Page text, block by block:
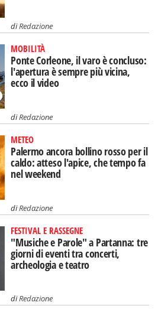
diRedazione
MOBILITÀ
Ponte Corleone, il varo è concluso:
l'apertura è sempre più vicina,
ecco il video
diRedazione
METEO
Palermo ancora bollino rosso per il
caldo: atteso l'apice, che tempo fa
nel weekend
diRedazione
FESTIVAL E RASSEGNE
"Musiche e Parole" a Partanna: tre
giorni di eventi tra concerti,
archeologia e teatro
diRedazione